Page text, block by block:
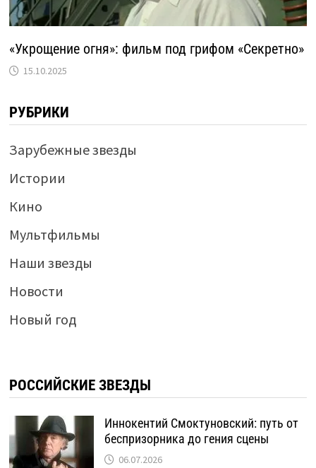
«Укрощение огня»: фильм под грифом «Секретно»
15.10.2025
РУБРИКИ
Зарубежные звезды
Истории
Кино
Мультфильмы
Наши звезды
Новости
Новый год
РОССИЙСКИЕ ЗВЕЗДЫ
Иннокентий Смоктуновский: путь от
беспризорника до гения сцены
06.07.2026